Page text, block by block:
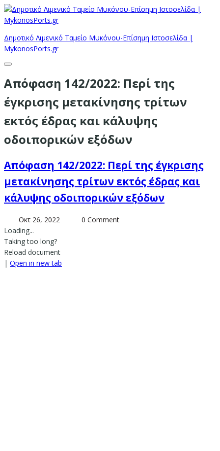
Δημοτικό Λιμενικό Ταμείο Μυκόνου-Επίσημη Ιστοσελίδα |
MykonosPorts.gr
Απόφαση 142/2022: Περί της
έγκρισης μετακίνησης τρίτων
εκτός έδρας και κάλυψης
οδοιπορικών εξόδων
Απόφαση 142/2022: Περί της έγκρισης
μετακίνησης τρίτων εκτός έδρας και
κάλυψης οδοιπορικών εξόδων
Οκτ 26, 2022
0 Comment
Loading...
Taking too long?
Reload document
| Open in new tab